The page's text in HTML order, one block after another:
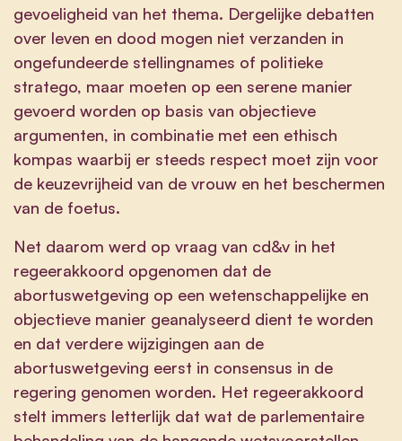
gevoeligheid van het thema. Dergelijke debatten
over leven en dood mogen niet verzanden in
ongefundeerde stellingnames of politieke
stratego, maar moeten op een serene manier
gevoerd worden op basis van objectieve
argumenten, in combinatie met een ethisch
kompas waarbij er steeds respect moet zijn voor
de keuzevrijheid van de vrouw en het beschermen
van de foetus.
Net daarom werd op vraag van cd&v in het
regeerakkoord opgenomen dat de
abortuswetgeving op een wetenschappelijke en
objectieve manier geanalyseerd dient te worden
en dat verdere wijzigingen aan de
abortuswetgeving eerst in consensus in de
regering genomen worden. Het regeerakkoord
stelt immers letterlijk dat wat de parlementaire